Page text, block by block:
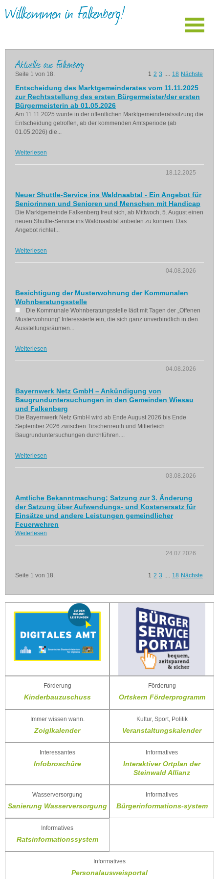
Willkommen in Falkenberg!
Aktuelles aus Falkenberg
Seite 1 von 18. 1 2 3 .... 18 Nächste
Entscheidung des Marktgemeinderates vom 11.11.2025
zur Rechtsstellung des ersten Bürgermeister/der ersten
Bürgermeisterin ab 01.05.2026
Am 11.11.2025 wurde in der öffentlichen Marktgemeinderatssitzung die
Entscheidung getroffen, ab der kommenden Amtsperiode (ab
01.05.2026) die...
Weiterlesen
18.12.2025
Neuer Shuttle-Service ins Waldnaabtal - Ein Angebot für
Seniorinnen und Senioren und Menschen mit Handicap
Die Marktgemeinde Falkenberg freut sich, ab Mittwoch, 5. August einen
neuen Shuttle-Service ins Waldnaabtal anbeiten zu können. Das
Angebot richtet...
Weiterlesen
04.08.2026
Besichtigung der Musterwohnung der Kommunalen
Wohnberatungsstelle
Die Kommunale Wohnberatungsstelle lädt mit Tagen der „Offenen
Musterwohnung“ Interessierte ein, die sich ganz unverbindlich in den
Ausstellungsräumen...
Weiterlesen
04.08.2026
Bayernwerk Netz GmbH – Ankündigung von
Baugrunduntersuchungen in den Gemeinden Wiesau
und Falkenberg
Die Bayernwerk Netz GmbH wird ab Ende August 2026 bis Ende
September 2026 zwischen Tirschenreuth und Mitterteich
Baugrunduntersuchungen durchführen....
Weiterlesen
03.08.2026
Amtliche Bekanntmachung; Satzung zur 3. Änderung
der Satzung über Aufwendungs- und Kostenersatz für
Einsätze und andere Leistungen gemeindlicher
Feuerwehren
Weiterlesen
24.07.2026
Seite 1 von 18. 1 2 3 .... 18 Nächste
Förderung
Kinderbauzuschuss
Förderung
Ortskern Förderprogramm
Immer wissen wann.
Zoiglkalender
Kultur, Sport, Politik
Veranstaltungskalender
Interessantes
Infobroschüre
Informatives
Interaktiver Ortplan der
Steinwald Allianz
Wasserversorgung
Sanierung Wasserversorgung
Informatives
Bürgerinformations-system
Informatives
Ratsinformationssystem
Informatives
Personalausweisportal